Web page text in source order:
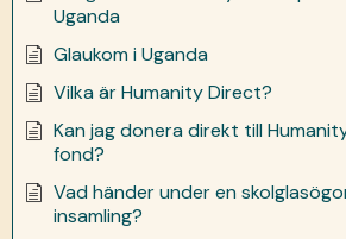
Uganda
Glaukom i Uganda
Vilka är Humanity Direct?
Kan jag donera direkt till
fond?
Vad händer under en
insamling?